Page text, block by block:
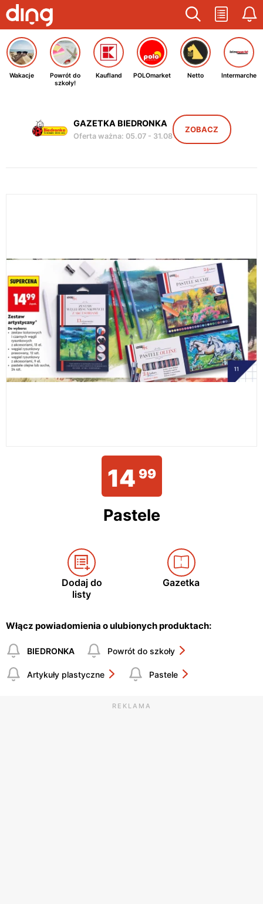
Wakacje
Powrót do
szkoły!
Kaufland POLOmarket Netto Intermarche
GAZETKA BIEDRONKA
Oferta ważna: 05.07- 31.08
ZOBACZ
14 99
Pastele
Dodaj do
listy
Gazetka
Włącz powiadomienia o ulubionych produktach:
BIEDRONKA Powrót do szkoły
Artykuły plastyczne Pastele
REKLAMA